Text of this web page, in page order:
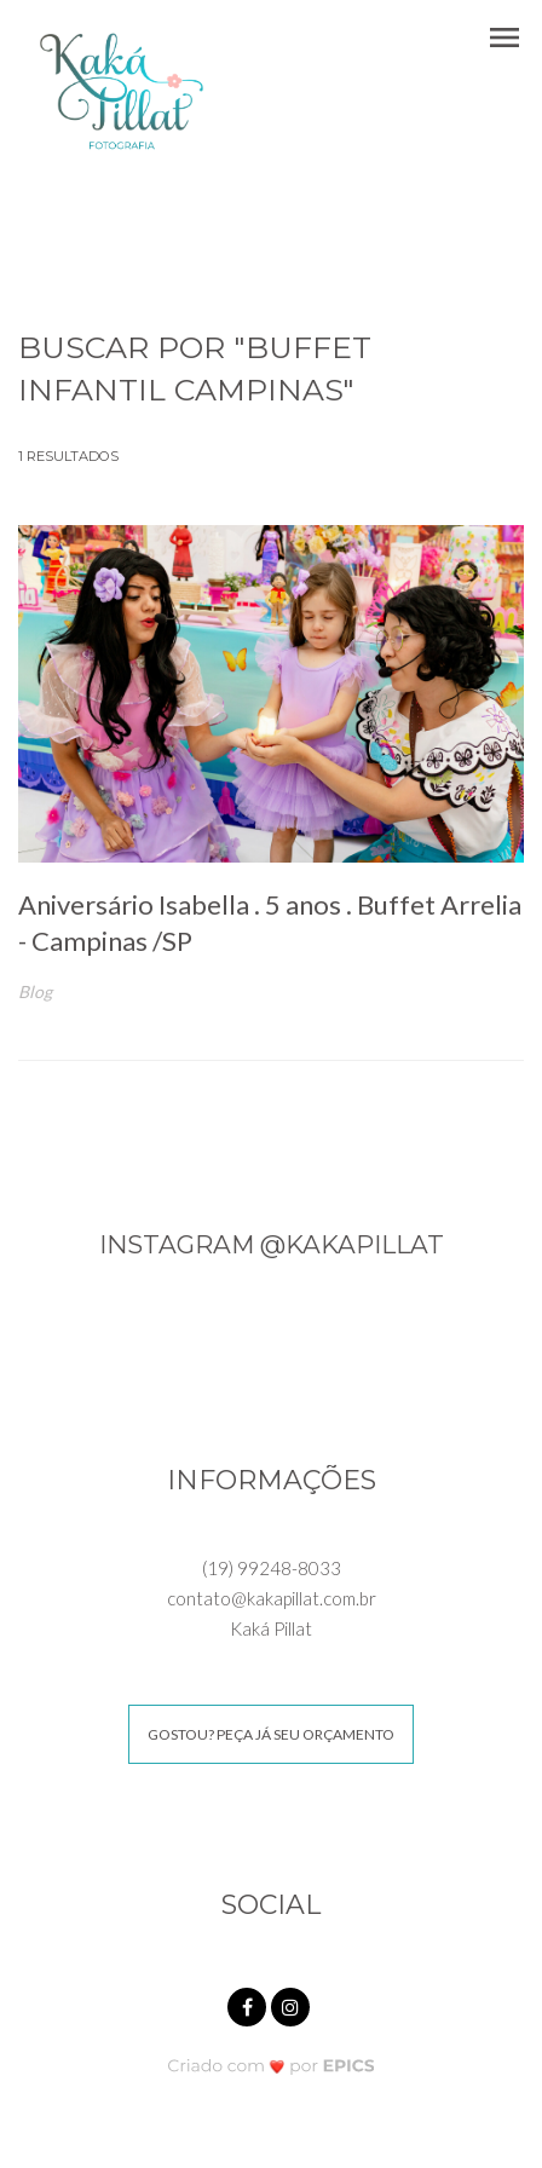
menu
BUSCAR POR "BUFFET
INFANTIL CAMPINAS"
1 RESULTADOS
Aniversário Isabella . 5 anos . Buffet Arrelia
- Campinas /SP
Blog
INSTAGRAM @KAKAPILLAT
INFORMAÇÕES
(19) 99248-8033
contato@kakapillat.com.br
Kaká Pillat
GOSTOU? PEÇA JÁ SEU ORÇAMENTO
SOCIAL